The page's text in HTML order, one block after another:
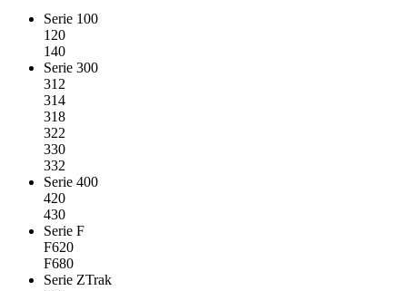
Serie 100
120
140
Serie 300
312
314
318
322
330
332
Serie 400
420
430
Serie F
F620
F680
Serie ZTrak